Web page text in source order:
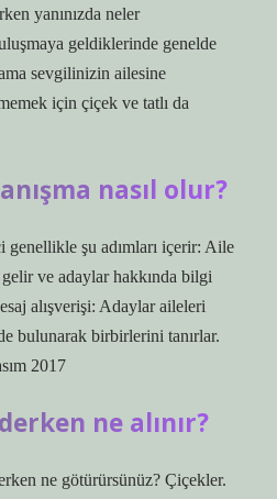
yanınızda neler
geldiklerinde genelde
sevgilinizin ailesine
için çiçek ve tatlı da
nasıl olur?
genellikle şu adımları içerir: Aile
ve adaylar hakkında bilgi
alışverişi: Adaylar aileleri
bulunarak birbirlerini tanırlar.
2017
ne alınır?
ne götürürsünüz? Çiçekler.